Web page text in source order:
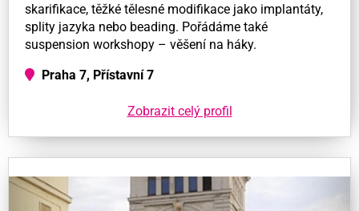
skarifikace, těžké tělesné modifikace jako implantáty,
splity jazyka nebo beading. Pořádáme také
suspension workshopy – věšení na háky.
Praha 7, Přístavní 7
Zobrazit celý profil